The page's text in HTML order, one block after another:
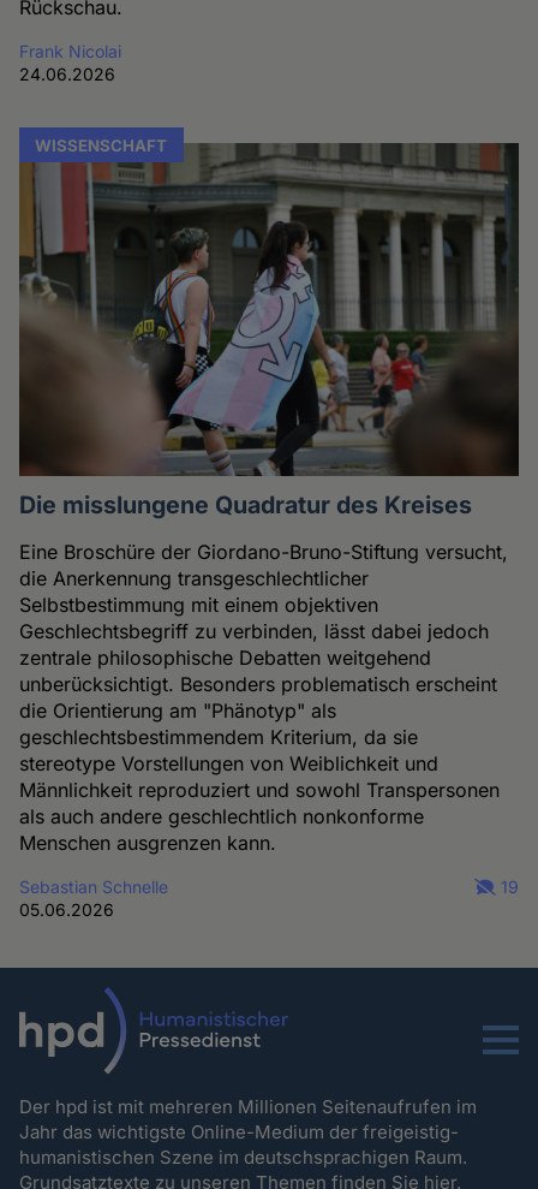
Rückschau.
Frank Nicolai
24.06.2026
WISSENSCHAFT
Die misslungene Quadratur des Kreises
Eine Broschüre der Giordano-Bruno-Stiftung versucht,
die Anerkennung transgeschlechtlicher
Selbstbestimmung mit einem objektiven
Geschlechtsbegriff zu verbinden, lässt dabei jedoch
zentrale philosophische Debatten weitgehend
unberücksichtigt. Besonders problematisch erscheint
die Orientierung am "Phänotyp" als
geschlechtsbestimmendem Kriterium, da sie
stereotype Vorstellungen von Weiblichkeit und
Männlichkeit reproduziert und sowohl Transpersonen
als auch andere geschlechtlich nonkonforme
Menschen ausgrenzen kann.
Sebastian Schnelle
05.06.2026
19
Menu
Der hpd ist mit mehreren Millionen Seitenaufrufen im
Jahr das wichtigste Online-Medium der freigeistig-
humanistischen Szene im deutschsprachigen Raum.
Grundsatztexte zu unseren Themenfinden Sie hier.